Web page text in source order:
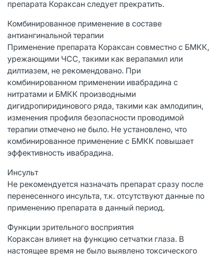
препарата Кораксан следует прекратить.
Комбинированное применение в составе
антиангинальной терапии
Применение препарата Кораксан совместно с БМКК,
урежающими ЧСС, такими как верапамил или
дилтиазем, не рекомендовано. При
комбинированном применении ивабрадина с
нитратами и БМКК производными
дигидропиридинового ряда, такими как амлодипин,
изменения профиля безопасности проводимой
терапии отмечено не было. Не установлено, что
комбинированное применение с БМКК повышает
эффективность ивабрадина.
Инсульт
Не рекомендуется назначать препарат сразу после
перенесенного инсульта, т.к. отсутствуют данные по
применению препарата в данный период.
Функции зрительного восприятия
Кораксан влияет на функцию сетчатки глаза. В
настоящее время не было выявлено токсического